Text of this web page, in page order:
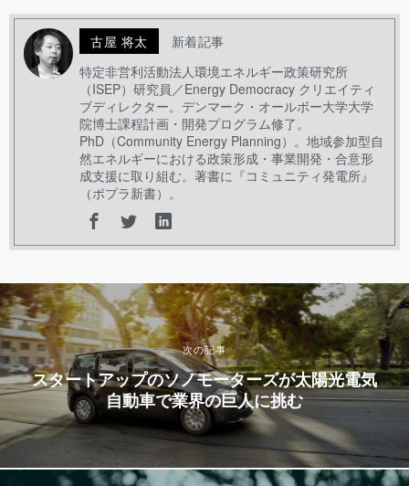
古屋 将太
新着記事
特定非営利活動法人環境エネルギー政策研究所
（ISEP）研究員／Energy Democracy クリエイティ
ブディレクター。デンマーク・オールボー大学大学
院博士課程計画・開発プログラム修了。
PhD（Community Energy Planning）。地域参加型自
然エネルギーにおける政策形成・事業開発・合意形
成支援に取り組む。著書に『コミュニティ発電所』
（ポプラ新書）。
次の記事
スタートアップのソノモーターズが太陽光電気
自動車で業界の巨人に挑む